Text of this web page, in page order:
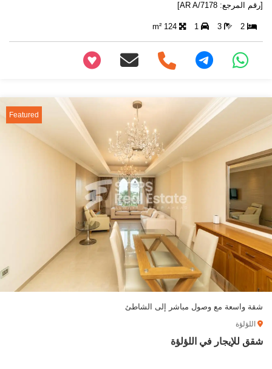
[رقم المرجع: AR A/7178]
2
3
1
124 m²
Featured
شقة واسعة مع وصول مباشر إلى الشاطئ
اللؤلؤة
شقق للإيجار في اللؤلؤة